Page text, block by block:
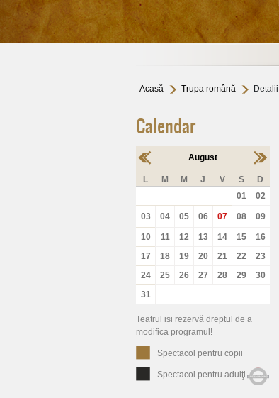
Acasă Trupa română
Calendar
August
L M M J V S
D
01
02
03 04 05 06 07 08 09
10 11 12 13 14 15
16
17
18 19 20 21 22
23
24
25 26 27 28 29
30
31
Teatrul isi rezervă dreptul de a
modifica programul!
Spectacol pentru copii
Spectacol pentru adulţi